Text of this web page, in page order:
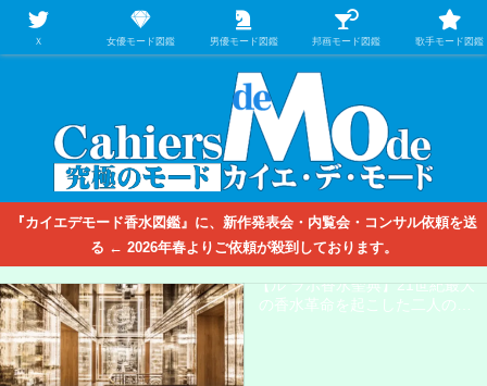
【映画/音楽の中のファッション＆香水】を徹底的に分析するファッション＆ア
パレル業界人のための学習サイト
『カイエデモード香水図鑑』に、新作発表会・内覧会・コンサル依頼を送
る ← 2026年春よりご依頼が殺到しております。
【ル ラボ香水聖典】21世紀最大
の香水革命を起こした二人の男
Ｘ 女優モード図鑑 男優モード図鑑 邦画モード図鑑 歌手モード図鑑